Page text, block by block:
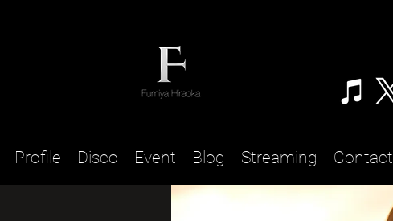
Profile Disco Event Blog Streaming Contact